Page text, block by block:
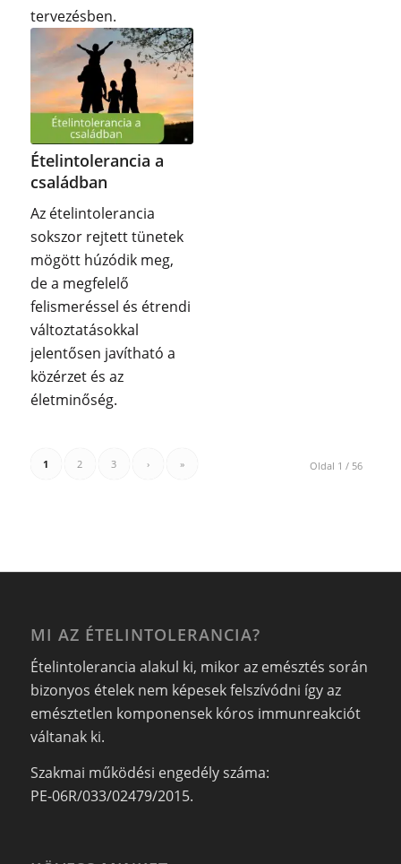
tervezésben.
Ételintolerancia a
családban
Az ételintolerancia
sokszor rejtett tünetek
mögött húzódik meg,
de a megfelelő
felismeréssel és étrendi
változtatásokkal
jelentősen javítható a
közérzet és az
életminőség.
Oldal 1 / 56
1 2 3 › »
MI AZ ÉTELINTOLERANCIA?
Ételintolerancia alakul ki, mikor az emésztés során
bizonyos ételek nem képesek felszívódni így az
emésztetlen komponensek kóros immunreakciót
váltanak ki.
Szakmai működési engedély száma:
PE-06R/033/02479/2015.